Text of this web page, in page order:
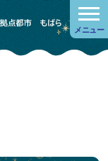
メニュー